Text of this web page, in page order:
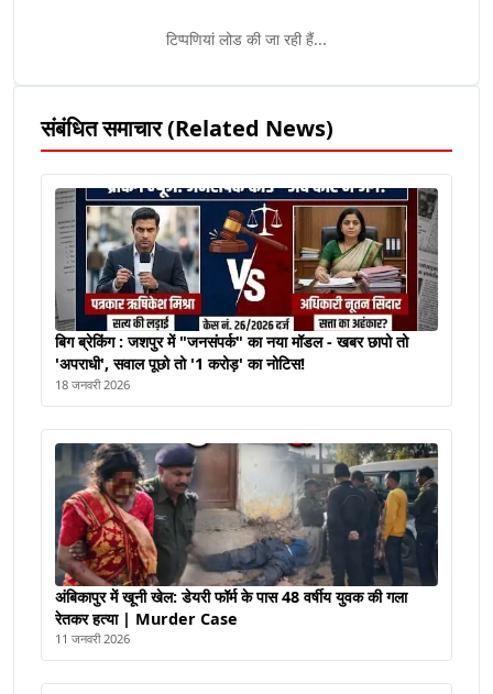
टिप्पणियां लोड की जा रही हैं...
संबंधित समाचार (Related News)
बिग ब्रेकिंग : जशपुर में "जनसंपर्क" का नया मॉडल - खबर छापो तो
'अपराधी', सवाल पूछो तो '1 करोड़' का नोटिस!
18 जनवरी 2026
अंबिकापुर में खूनी खेल: डेयरी फॉर्म के पास 48 वर्षीय युवक की गला
रेतकर हत्या | Murder Case
11 जनवरी 2026